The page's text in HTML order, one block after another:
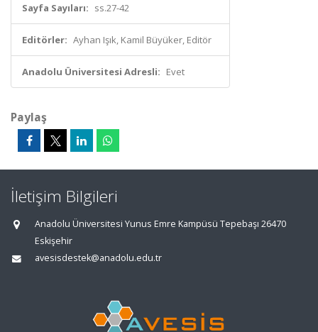
Sayfa Sayıları: ss.27-42
Editörler: Ayhan Işık, Kamil Büyüker, Editör
Anadolu Üniversitesi Adresli: Evet
Paylaş
İletişim Bilgileri
Anadolu Üniversitesi Yunus Emre Kampüsü Tepebaşı 26470
Eskişehir
avesisdestek@anadolu.edu.tr